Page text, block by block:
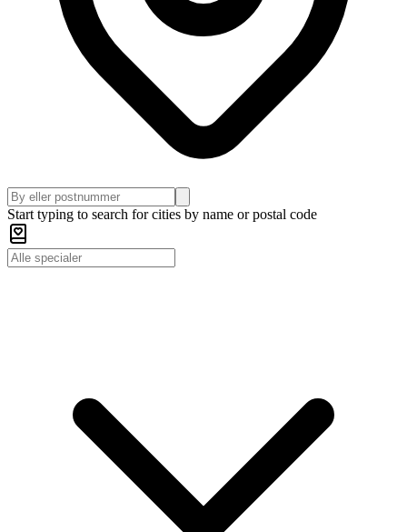
Start typing to search for cities by name or postal code